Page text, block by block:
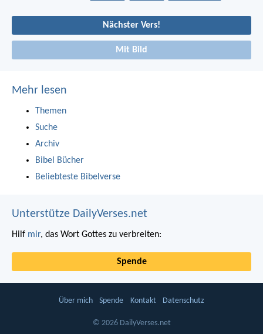
Nächster Vers!
Mit Bild
Mehr lesen
Themen
Suche
Archiv
Bibel Bücher
Beliebteste Bibelverse
Unterstütze DailyVerses.net
Hilf mir, das Wort Gottes zu verbreiten:
Spende
Über mich Spende Kontakt Datenschutz
© 2026 DailyVerses.net